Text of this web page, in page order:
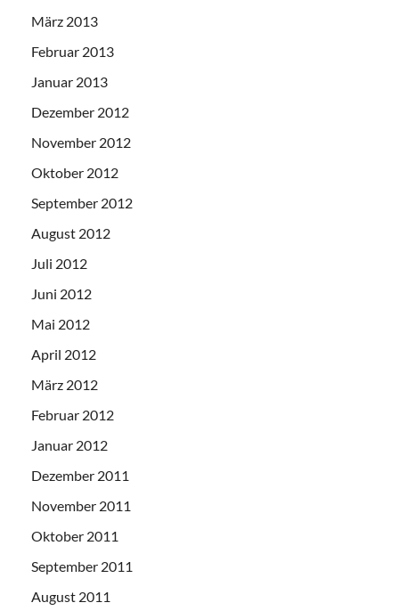
März 2013
Februar 2013
Januar 2013
Dezember 2012
November 2012
Oktober 2012
September 2012
August 2012
Juli 2012
Juni 2012
Mai 2012
April 2012
März 2012
Februar 2012
Januar 2012
Dezember 2011
November 2011
Oktober 2011
September 2011
August 2011